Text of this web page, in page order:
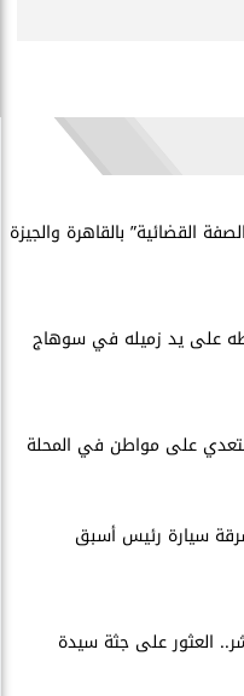
القضائية” بالقاهرة والجيزة
على يد زميله في سوهاج
على مواطن في المحلة
سيارة رئيس أسبق
العثور على جثة سيدة